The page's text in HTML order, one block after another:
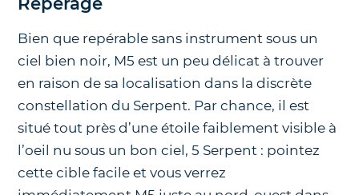
Bien que repérable sans instrument sous un
ciel bien noir, M5 est un peu délicat à trouver
en raison de sa localisation dans la discrète
constellation du Serpent. Par chance, il est
situé tout près d’une étoile faiblement visible à
l’oeil nu sous un bon ciel, 5 Serpent : pointez
cette cible facile et vous verrez